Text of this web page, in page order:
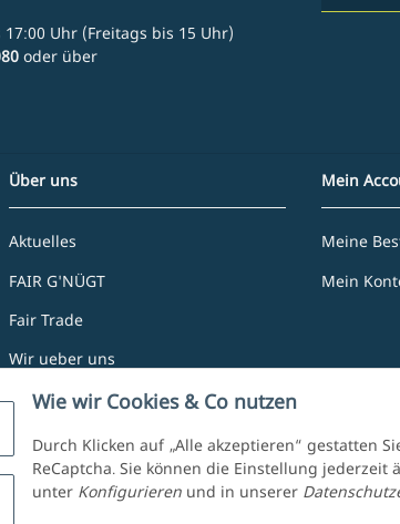
Wie wir Cookies & Co nutzen
Durch Klicken auf „Alle akzeptieren“ gestatten
ReCaptcha. Sie können die Einstellung
unter Konfigurieren und in unserer
Uhr (Freitags bis 15 Uhr)
oder über
Über uns
Aktuelles
FAIR G'NÜGT
Fair Trade
Wir ueber uns
Unsere Partner
Mein
Meine
Mein